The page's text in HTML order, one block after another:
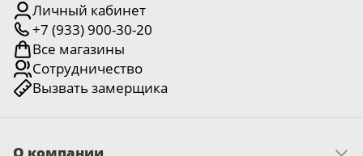
Личный кабинет
+7 (933) 900-30-20
Все магазины
Сотрудничество
Вызвать замерщика
О компании